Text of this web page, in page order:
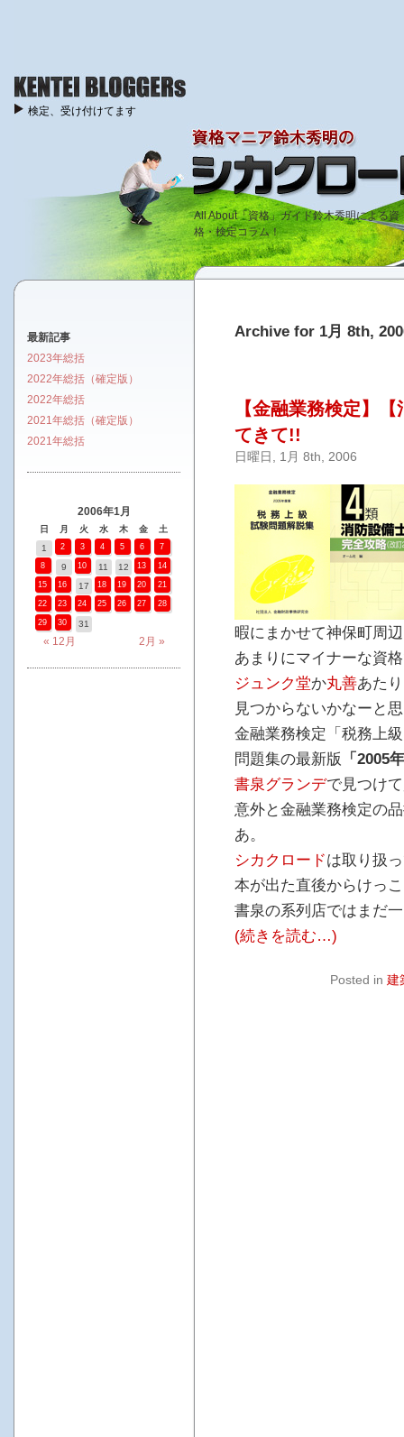
All About「資格」ガイド鈴木秀明による資
格・検定コラム！
検定、受け付けてます
Archive for 1月 8th,
【金融業務検定】
てきて!!
日曜日, 1月 8th, 2006
暇にまかせて神保町周
あまりにマイナーな資
ジュンク堂か丸善あた
見つからないかなーと
金融業務検定「税務上
問題集の最新版
「2005
書泉グランデで見つけ
意外と金融業務検定の
あ。
シカクロードは取り扱
本が出た直後からけっ
書泉の系列店ではまだ
(続きを読む…)
Posted in 建
最新記事
2023年総括
2022年総括（確定版）
2022年総括
2021年総括（確定版）
2021年総括
2006年1月
日 月 火 水 木 金 土
« 12月 2月 »
1 2 3 4 5 6 7
8 9 10 11 12 13 14
15 16 17 18 19 20 21
22 23 24 25 26 27 28
29 30 31